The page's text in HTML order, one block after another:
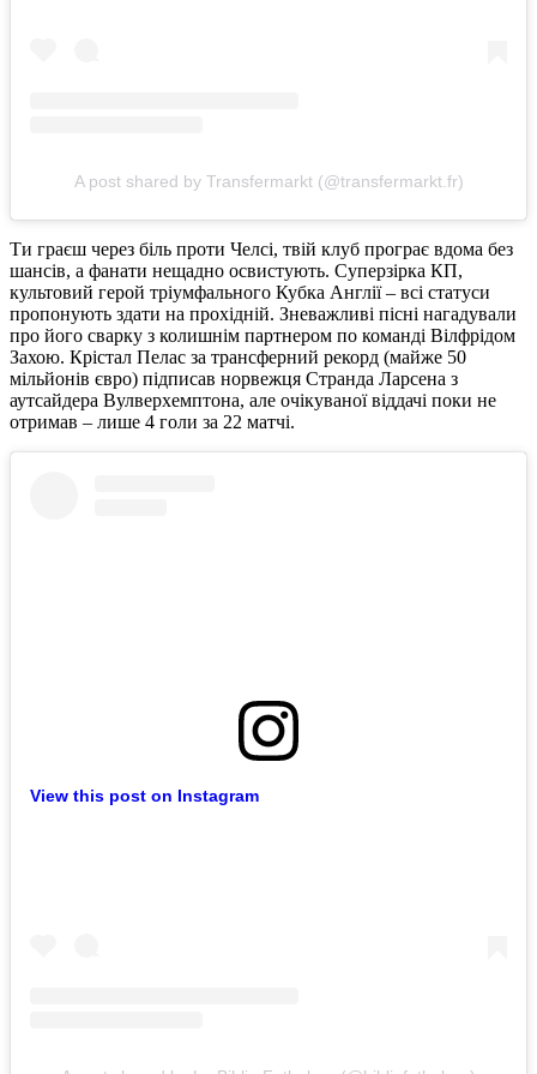
A post shared by Transfermarkt (@transfermarkt.fr)
Ти граєш через біль проти Челсі, твій клуб програє вдома без
шансів, а фанати нещадно освистують. Суперзірка КП,
культовий герой тріумфального Кубка Англії – всі статуси
пропонують здати на прохідній. Зневажливі пісні нагадували
про його сварку з колишнім партнером по команді Вілфрідом
Захою. Крістал Пелас за трансферний рекорд (майже 50
мільйонів євро) підписав норвежця Странда Ларсена з
аутсайдера Вулверхемптона, але очікуваної віддачі поки не
отримав – лише 4 голи за 22 матчі.
View this post on Instagram